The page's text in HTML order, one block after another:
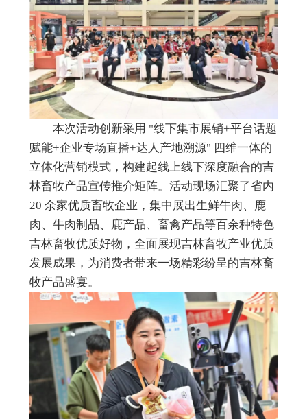
本次活动创新采用 "线下集市展销+平台话题
赋能+企业专场直播+达人产地溯源" 四维一体的
立体化营销模式，构建起线上线下深度融合的吉
林畜牧产品宣传推介矩阵。活动现场汇聚了省内
20 余家优质畜牧企业，集中展出生鲜牛肉、鹿
肉、牛肉制品、鹿产品、畜禽产品等百余种特色
吉林畜牧优质好物，全面展现吉林畜牧产业优质
发展成果，为消费者带来一场精彩纷呈的吉林畜
牧产品盛宴。